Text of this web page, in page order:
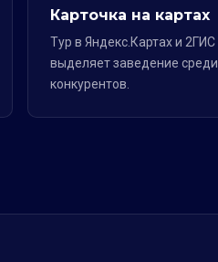
Карточка на картах
Тур в Яндекс.Картах и 2ГИС
выделяет заведение среди
конкурентов.